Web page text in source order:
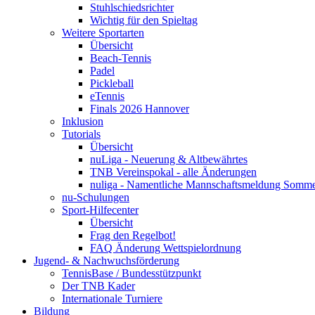
Stuhlschiedsrichter
Wichtig für den Spieltag
Weitere Sportarten
Übersicht
Beach-Tennis
Padel
Pickleball
eTennis
Finals 2026 Hannover
Inklusion
Tutorials
Übersicht
nuLiga - Neuerung & Altbewährtes
TNB Vereinspokal - alle Änderungen
nuliga - Namentliche Mannschaftsmeldung
nu-Schulungen
Sport-Hilfecenter
Übersicht
Frag den Regelbot!
FAQ Änderung Wettspielordnung
Jugend- & Nachwuchsförderung
TennisBase / Bundesstützpunkt
Der TNB Kader
Internationale Turniere
Bildung